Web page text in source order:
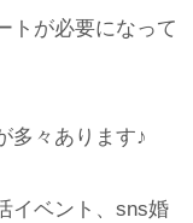
トが必要になって
多々あります♪
イベント、sns婚